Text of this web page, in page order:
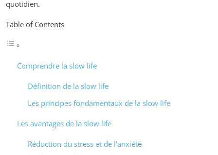
quotidien.
Table of Contents
Comprendre la slow life
Définition de la slow life
Les principes fondamentaux de la slow life
Les avantages de la slow life
Réduction du stress et de l’anxiété